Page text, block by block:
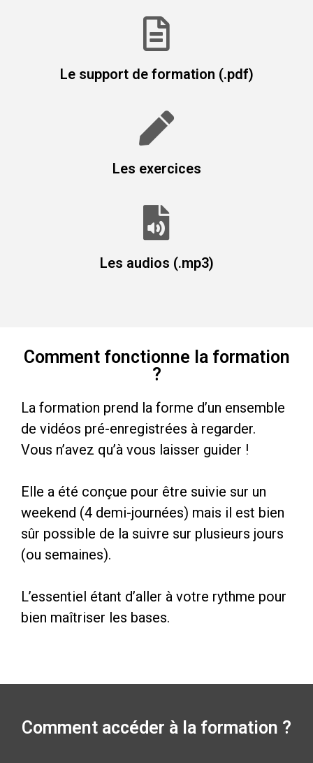
Le support de formation (.pdf)
Les exercices
Les audios (.mp3)
Comment fonctionne la formation
?
La formation prend la forme d’un ensemble
de vidéos pré-enregistrées à regarder.
Vous n’avez qu’à vous laisser guider !
Elle a été conçue pour être suivie sur un
weekend (4 demi-journées) mais il est bien
sûr possible de la suivre sur plusieurs jours
(ou semaines).
L’essentiel étant d’aller à votre rythme pour
bien maîtriser les bases.
Comment accéder à la formation ?